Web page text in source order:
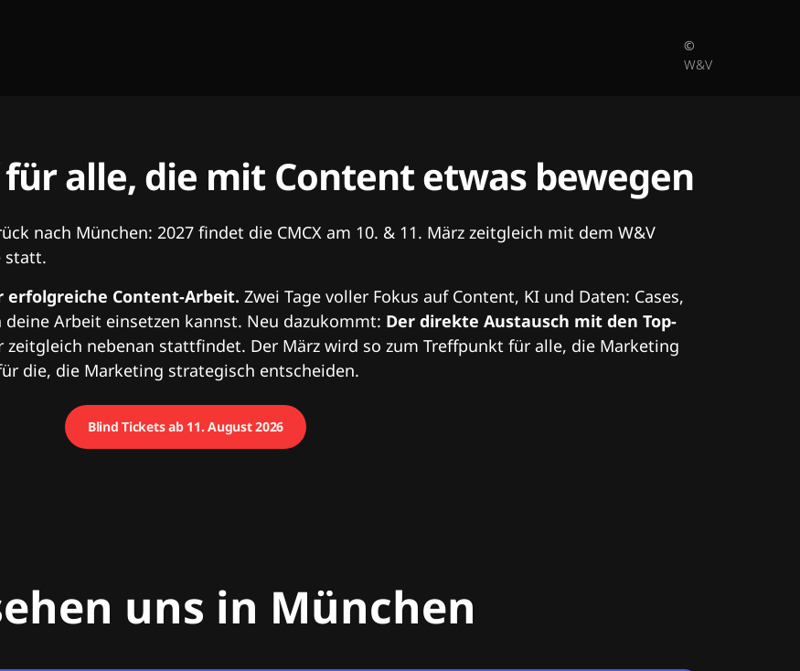
©
W&V
alle, die mit Content etwas bewegen
nach München: 2027 findet die CMCX am 10. & 11. März zeitgleich mit dem W&V
statt.
erfolgreiche Content-Arbeit. Zwei Tage voller Fokus auf Content, KI und Daten: Cases,
Arbeit einsetzen kannst. Neu dazukommt: Der direkte Austausch mit den Top-
zeitgleich nebenan stattfindet. Der März wird so zum Treffpunkt für alle, die Marketing
die, die Marketing strategisch entscheiden.
Blind Tickets ab 11. August 2026
uns in München